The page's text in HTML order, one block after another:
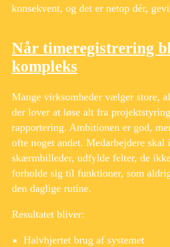
konsekvent, og det er netop dér,
Når timeregistrering
kompleks
Mange virksomheder vælger store,
der lover at løse alt fra
rapportering. Ambitionen er god,
ofte noget andet. Medarbejdere skal
skærmbilleder, udfylde felter, de
forholde sig til funktioner, som
den daglige rutine.
Resultatet bliver:
Halvhjertet brug af systemet